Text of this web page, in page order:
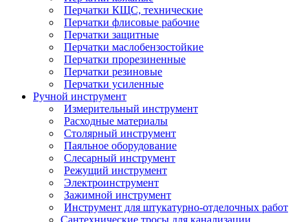
Перчатки КЩС, технические
Перчатки флисовые рабочие
Перчатки защитные
Перчатки маслобензостойкие
Перчатки прорезиненные
Перчатки резиновые
Перчатки усиленные
Ручной инструмент
Измерительный инструмент
Расходные материалы
Столярный инструмент
Паяльное оборудование
Слесарный инструмент
Режущий инструмент
Электроинструмент
Зажимной инструмент
Инструмент для штукатурно-отделочных работ